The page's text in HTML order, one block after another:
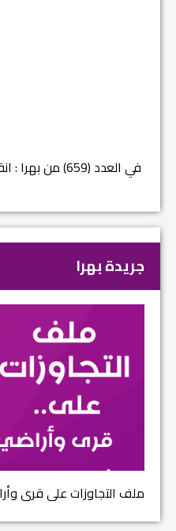
في العدد (659) من بهرا : انقضى عام النصر… م...
جريدة بهرا
ملف التجاوزات على قرى